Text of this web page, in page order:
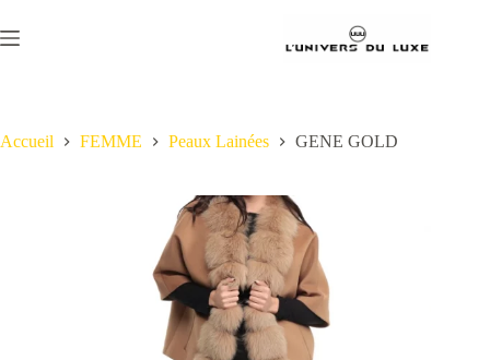
au
contenu
Accueil FEMME Peaux Lainées GENE GOLD